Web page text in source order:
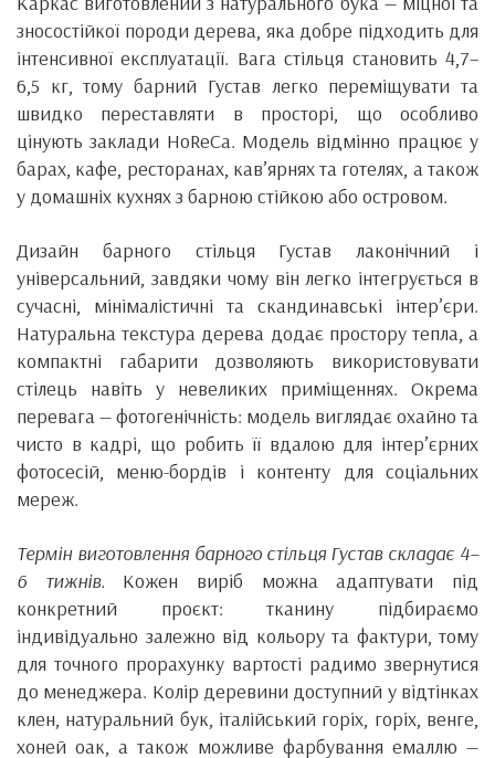
зносостійкої породи дерева, яка добре підходить для
інтенсивної експлуатації. Вага стільця становить 4,7–
6,5 кг, тому барний Густав легко переміщувати та
швидко переставляти в просторі, що особливо
цінують заклади HoReCa. Модель відмінно працює у
барах, кафе, ресторанах, кав’ярнях та готелях, а також
у домашніх кухнях з барною стійкою або островом.
Дизайн барного стільця Густав лаконічний і
універсальний, завдяки чому він легко інтегрується в
сучасні, мінімалістичні та скандинавські інтер’єри.
Натуральна текстура дерева додає простору тепла, а
компактні габарити дозволяють використовувати
стілець навіть у невеликих приміщеннях. Окрема
перевага — фотогенічність: модель виглядає охайно та
чисто в кадрі, що робить її вдалою для інтер’єрних
фотосесій, меню-бордів і контенту для соціальних
мереж.
Термін виготовлення барного стільця Густав складає 4–
6 тижнів. Кожен виріб можна адаптувати під
конкретний проєкт: тканину підбираємо
індивідуально залежно від кольору та фактури, тому
для точного прорахунку вартості радимо звернутися
до менеджера. Колір деревини доступний у відтінках
клен, натуральний бук, італійський горіх, горіх, венге,
хоней оак, а також можливе фарбування емаллю —